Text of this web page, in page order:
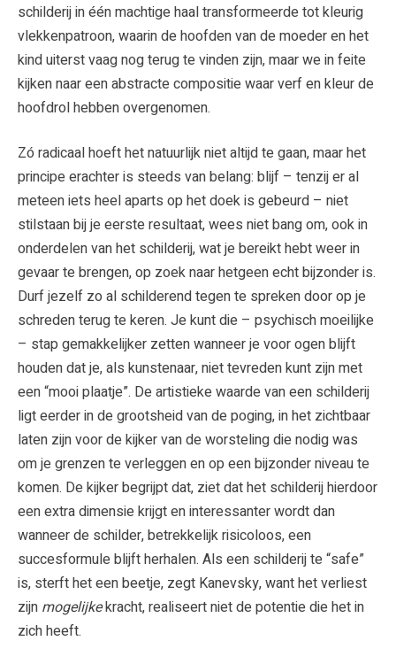
schilderij in één machtige haal transformeerde tot kleurig
vlekkenpatroon, waarin de hoofden van de moeder en het
kind uiterst vaag nog terug te vinden zijn, maar we in feite
kijken naar een abstracte compositie waar verf en kleur de
hoofdrol hebben overgenomen.
Zó radicaal hoeft het natuurlijk niet altijd te gaan, maar het
principe erachter is steeds van belang: blijf – tenzij er al
meteen iets heel aparts op het doek is gebeurd – niet
stilstaan bij je eerste resultaat, wees niet bang om, ook in
onderdelen van het schilderij, wat je bereikt hebt weer in
gevaar te brengen, op zoek naar hetgeen echt bijzonder is.
Durf jezelf zo al schilderend tegen te spreken door op je
schreden terug te keren. Je kunt die – psychisch moeilijke
– stap gemakkelijker zetten wanneer je voor ogen blijft
houden dat je, als kunstenaar, niet tevreden kunt zijn met
een “mooi plaatje”. De artistieke waarde van een schilderij
ligt eerder in de grootsheid van de poging, in het zichtbaar
laten zijn voor de kijker van de worsteling die nodig was
om je grenzen te verleggen en op een bijzonder niveau te
komen. De kijker begrijpt dat, ziet dat het schilderij hierdoor
een extra dimensie krijgt en interessanter wordt dan
wanneer de schilder, betrekkelijk risicoloos, een
succesformule blijft herhalen. Als een schilderij te “safe”
is, sterft het een beetje, zegt Kanevsky, want het verliest
zijn mogelijkekracht, realiseert niet de potentie die het in
zich heeft.